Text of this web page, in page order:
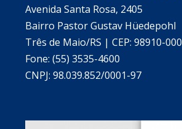
Avenida Santa Rosa, 2405
Bairro Pastor Gustav Hüedepohl
Três de Maio/RS | CEP: 98910-000
Fone: (55) 3535-4600
CNPJ: 98.039.852/0001-97